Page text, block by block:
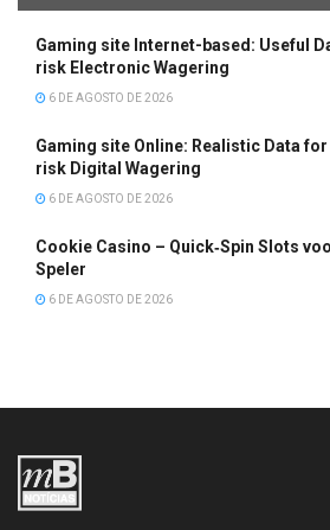
Gaming site Internet-based: Useful
risk Electronic Wagering
6 DE AGOSTO DE 2026
Gaming site Online: Realistic Data
risk Digital Wagering
6 DE AGOSTO DE 2026
Cookie Casino – Quick‑Spin Slots
Speler
6 DE AGOSTO DE 2026